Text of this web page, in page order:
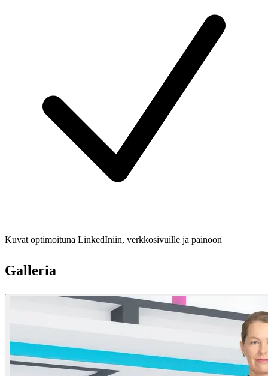
Kuvat optimoituna LinkedIniin, verkkosivuille ja painoon
Galleria